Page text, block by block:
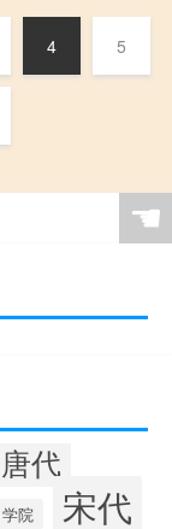
4 5
☚
唐代
学院 宋代